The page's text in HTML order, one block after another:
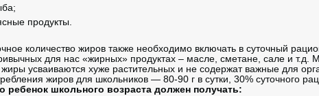
продукты.
количество жиров также необходимо включать в суточный
для нас «жирных» продуктах – масле, сметане, сале и т.д.
усваиваются хуже растительных и не содержат важные для
жиров для школьников — 80-90 г в сутки, 30% суточного
ребенок школьного возраста должен получать: